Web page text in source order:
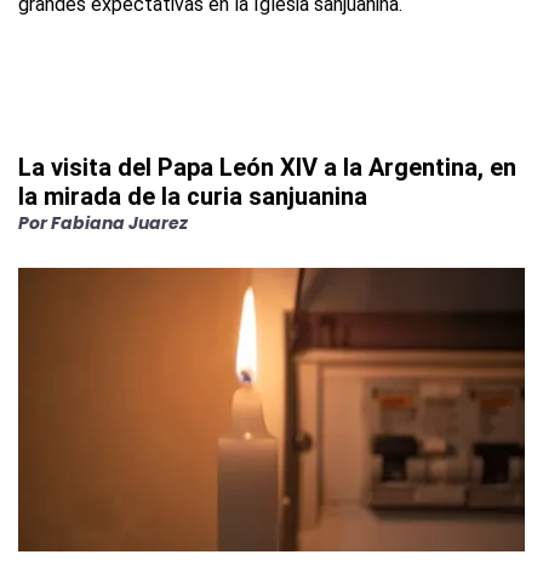
La visita del Papa León XIV a la Argentina, en
la mirada de la curia sanjuanina
PorFabiana Juarez